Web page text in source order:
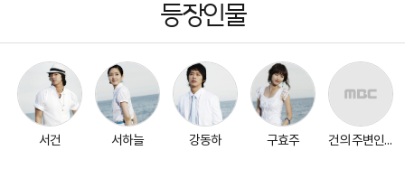
등장인물
서건 서하늘 강동하 구효주 건의 주변인물